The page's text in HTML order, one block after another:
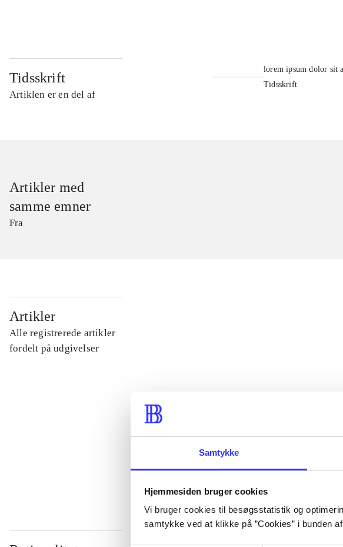
Samtykke
Hjemmesiden bruger cookies
Vi bruger cookies til besøgsstatistik og
samtykke ved at klikke på ”Cookies” i bunden
Tidsskrift
Artiklen er en del af
lorem ipsum dolor sit
Tidsskrift
Artikler med
samme emner
Fra
Artikler
Alle registrerede artikler
fordelt på udgivelser